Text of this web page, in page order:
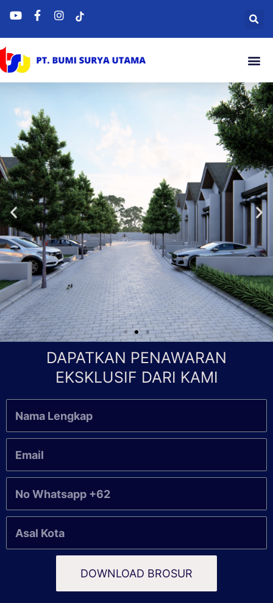
DAPATKAN PENAWARAN
EKSKLUSIF DARI KAMI
DOWNLOAD BROSUR